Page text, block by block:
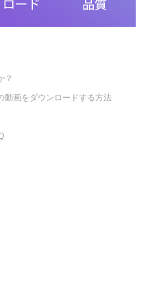
？
動画をダウンロードする方法